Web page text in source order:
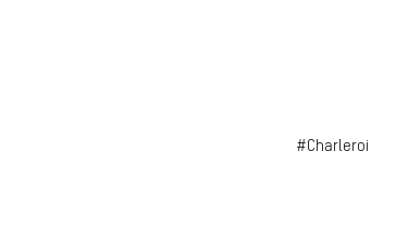
#Charleroi